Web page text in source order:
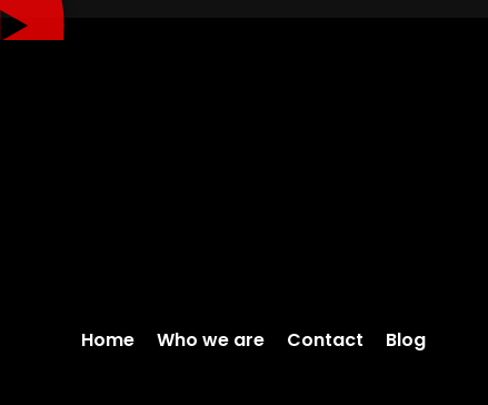
Home Who we are Contact Blog